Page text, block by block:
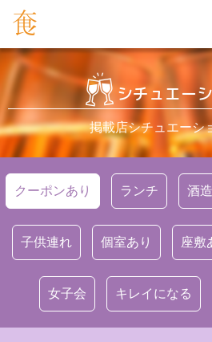
シチュエー
掲載店シチュエーシ
クーポンあり ランチ 酒
子供連れ 個室あり 座敷
女子会 キレイになる